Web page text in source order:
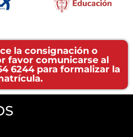
la consignación o
favor comunicarse al
6244 para formalizar la